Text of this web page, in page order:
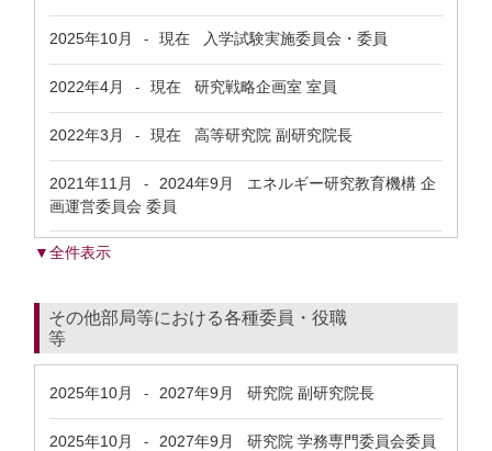
2025年10月 - 現在 入学試験実施委員会・委員
2022年4月 - 現在 研究戦略企画室 室員
2022年3月 - 現在 高等研究院 副研究院長
2021年11月 - 2024年9月
エネルギー研究教育機構 企
画運営委員会 委員
▼全件表示
その他部局等における各種委員・役職
等
2025年10月 - 2027年9月 研究院 副研究院長
2025年10月 - 2027年9月 研究院 学務専門委員会委員